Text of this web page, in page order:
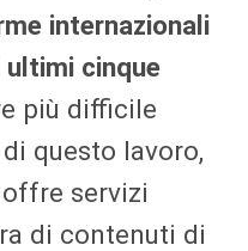
internazionali
ultimi cinque
più difficile
questo lavoro,
servizi
di contenuti di